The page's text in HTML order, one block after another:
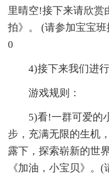
里晴空!接下来请欣赏
拍》。 (请参加宝宝
0
4)接下来我们进
游戏规则：
5)看!一群可爱的
步，充满无限的生机
露下，探索崭新的世
《加油，小宝贝》。